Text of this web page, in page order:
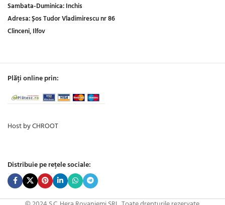
Sambata-Duminica:Inchis
Adresa:Șos Tudor Vladimirescu nr 86
Clinceni, Ilfov
Plăți online prin:
Host by CHROOT
Distribuie pe rețele sociale: